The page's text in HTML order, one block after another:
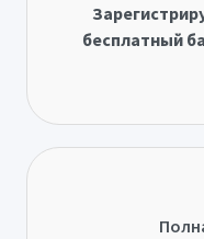
бесплатный